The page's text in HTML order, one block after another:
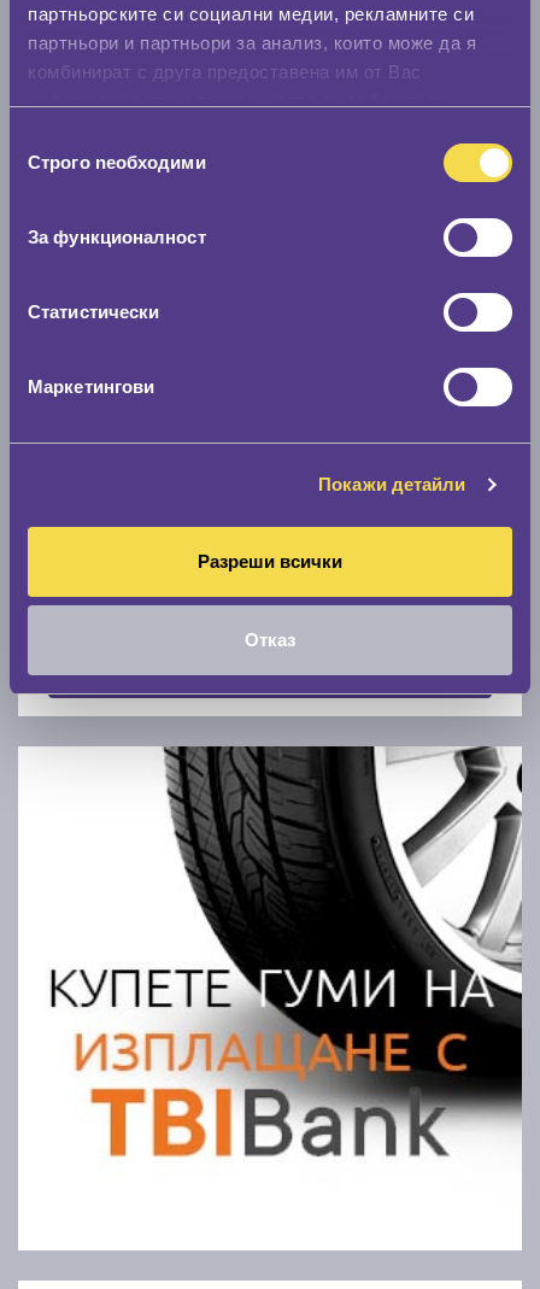
партньорските си социални медии, рекламните си
партньори и партньори за анализ, които може да я
комбинират с друга предоставена им от Вас
наСтрого nеобходими
За функционалност
Статистически
Маркетингови
Покажи детайли
Разреши всички
Отказ
Стар размер
0 мм.
Скоростомер при 100
Покажи гуми